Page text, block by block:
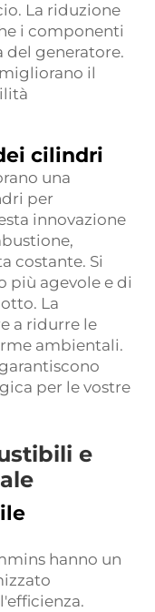
La riduzione
i componenti
generatore.
il
cilindri
una
per
innovazione
costante. Si
più agevole e di
La
a ridurre le
ambientali.
per le vostre
e
hanno un